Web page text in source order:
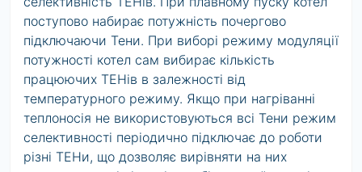
поступово набирає потужність почергово
підключаючи Тени. При виборі режиму модуляції
потужності котел сам вибирає кількість
працюючих ТЕНів в залежності від
температурного режиму. Якщо при нагріванні
теплоносія не використовуються всі Тени режим
селективності періодично підключає до роботи
різні ТЕНи, що дозволяє вирівняти на них